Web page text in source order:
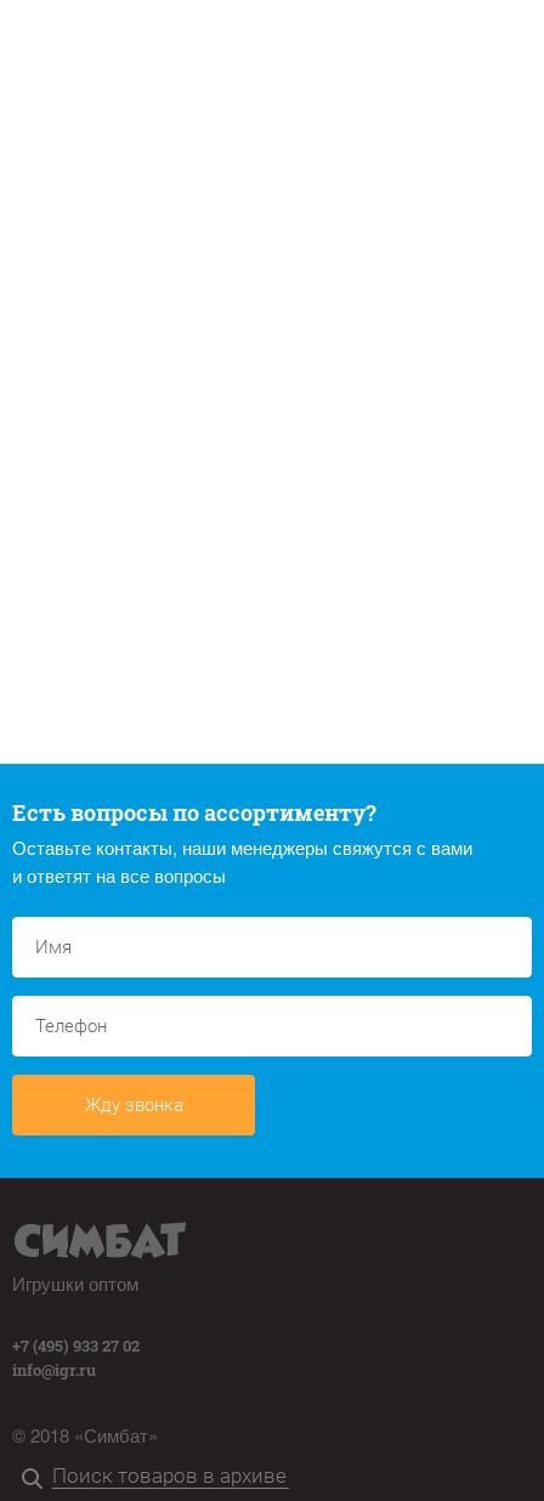
Есть вопросы по ассортименту?
Оставьте контакты, наши менеджеры свяжутся с вами
и ответят на все вопросы
Жду звонка
Игрушки оптом
+7 (495) 933 27 02
info@igr.ru
© 2018 «Симбат»